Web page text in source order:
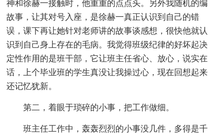
神和徐赫一接触时，他重重的点点头。另外我随机的编
故事，让其对号入座，是徐赫一真正认识到自己的错
误，课下再让她针对老师讲的故事谈感想，很快他就认
识到自己身上存在的毛病。我觉得班级纪律的好坏起决
定性作用的是班干部，它让班主任省心、放心，说实在
话，上个毕业班的学生真没让我操过心，现在回想起来
还记忆犹新。
第二，着眼于琐碎的小事，把工作做细。
班主任工作中，轰轰烈烈的小事没几件，多得是千